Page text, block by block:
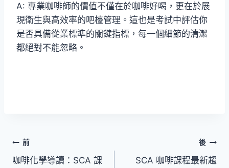
A: 專業咖啡師的價值不僅在於咖啡好喝，更在於展
現衛生與高效率的吧檯管理。這也是考試中評估你
是否具備從業標準的關鍵指標，每一個細節的清潔
都絕對不能忽略。
前
咖啡化學導讀：SCA 課
後
SCA 咖啡課程最新趨